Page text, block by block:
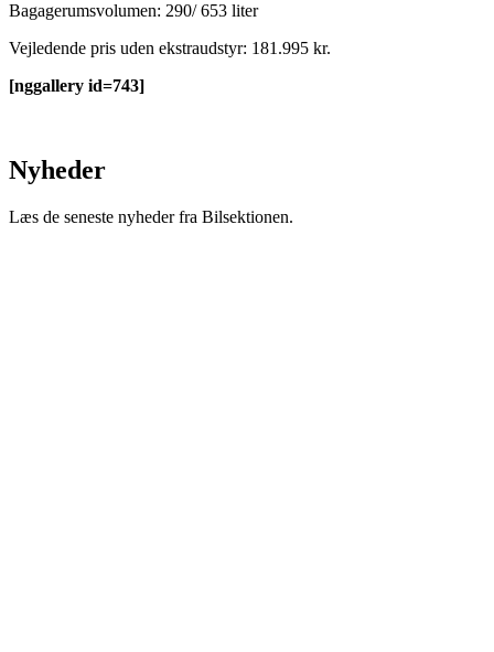
Bagagerumsvolumen: 290/ 653 liter
Vejledende pris uden ekstraudstyr: 181.995 kr.
[nggallery id=743]
Nyheder
Læs de seneste nyheder fra Bilsektionen.